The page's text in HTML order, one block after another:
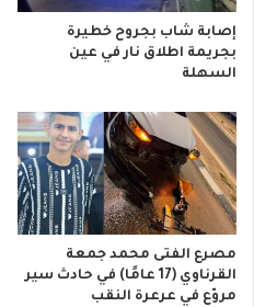
إصابة شاب بجروح خطيرة
بجريمة اطلاق نار في عين
السهلة
مصرع الفتى محمد جمعة
القرناوي (17 عامًا) في حادث سير
مروّع في عرعرة النقب